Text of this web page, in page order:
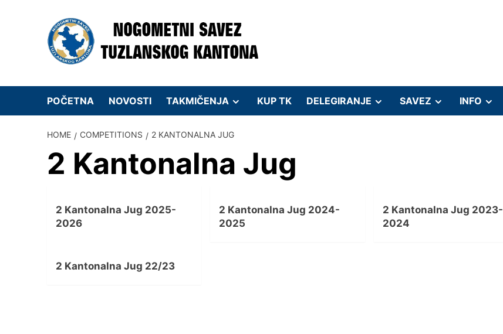
POČETNA NOVOSTI TAKMIČENJA KUP TK DELEGIRANJE SAVEZ INFO
HOME COMPETITIONS 2 KANTONALNA JUG
2 Kantonalna Jug
2 Kantonalna Jug 2025-
2026
2 Kantonalna Jug 2024-
2025
2 Kantonalna Jug 2023-
2024
2 Kantonalna Jug 22/23